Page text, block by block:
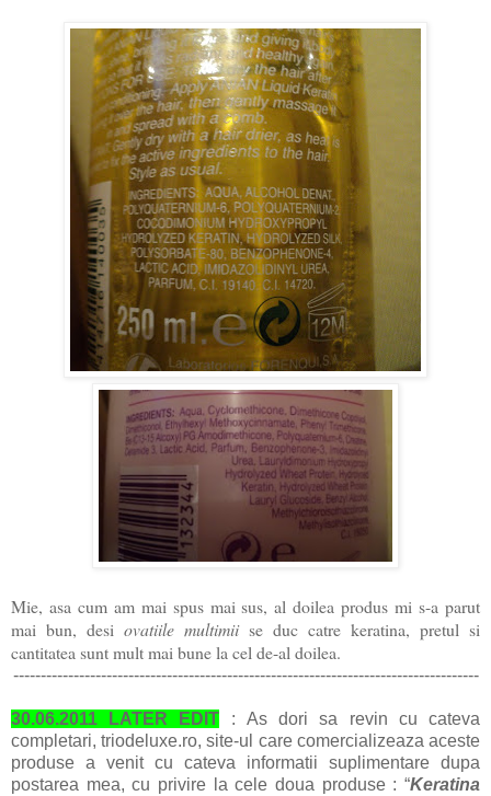
Mie, asa cum am mai spus mai sus, al doilea produs mi s-a parut
mai bun, desi ovatiile multimii se duc catre keratina, pretul si
cantitatea sunt mult mai bune la cel de-al doilea.
-------------------------------------------------------------------------------------
30.06.2011 LATER EDIT : As dori sa revin cu cateva
completari, triodeluxe.ro, site-ul care comercializeaza aceste
produse a venit cu cateva informatii suplimentare dupa
postarea mea, cu privire la cele doua produse : “Keratina